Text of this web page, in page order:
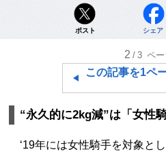
ポスト シェア
2 /3 ペー
この記事を1ペ
“永久的に2kg減”は「女性
‘19年には女性騎手を対象と